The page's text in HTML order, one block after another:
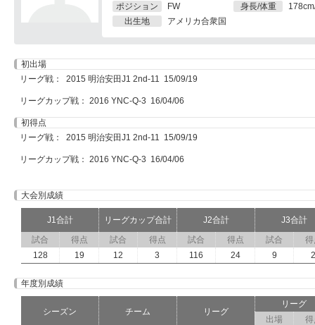
ポジション
FW
出生地
アメリカ合衆国
身長/体重
初出場
リーグ戦： 2015 明治安田J1 2nd-11 15/09/19
リーグカップ戦： 2016 YNC-Q-3 16/04/06
初得点
リーグ戦： 2015 明治安田J1 2nd-11 15/09/19
リーグカップ戦： 2016 YNC-Q-3 16/04/06
大会別成績
J1合計 リーグカップ合計 J2合計
J3合計
試合
得点 試合 得点 試合 得点 試合
得
128
19 12 3 116 24 9 2
年度別成績
シーズン チーム リーグ
リーグ
出場
得